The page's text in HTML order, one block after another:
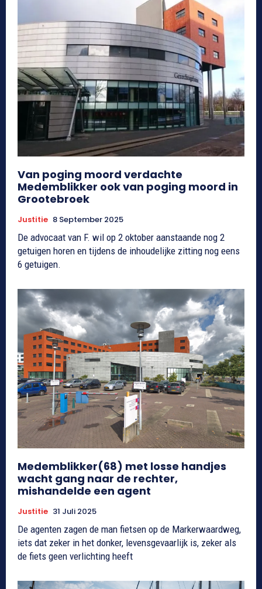
Van poging moord verdachte
Medemblikker ook van poging moord in
Grootebroek
Justitie 8 September 2025
De advocaat van F. wil op 2 oktober aanstaande nog 2
getuigen horen en tijdens de inhoudelijke zitting nog eens
6 getuigen.
Medemblikker(68) met losse handjes
wacht gang naar de rechter,
mishandelde een agent
Justitie 31 Juli 2025
De agenten zagen de man fietsen op de Markerwaardweg,
iets dat zeker in het donker, levensgevaarlijk is, zeker als
de fiets geen verlichting heeft